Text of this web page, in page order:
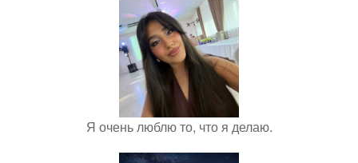
Я очень люблю то, что я делаю.